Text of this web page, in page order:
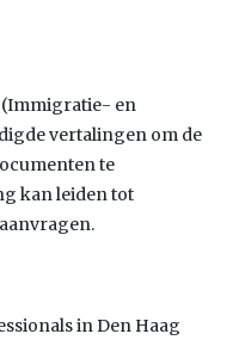
(Immigratie- en
vertalingen om de
te
kan leiden tot
in Den Haag